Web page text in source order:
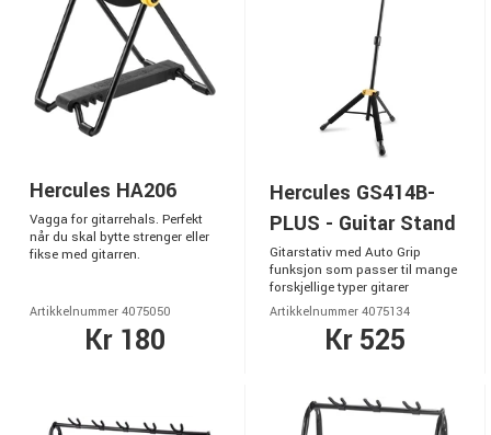
Hercules HA206
Vagga for gitarrehals. Perfekt
når du skal bytte strenger eller
fikse med gitarren.
Artikkelnummer 4075050
Kr 180
Hercules GS414B-
PLUS - Guitar Stand
Gitarstativ med Auto Grip
funksjon som passer til mange
forskjellige typer gitarer
Artikkelnummer 4075134
Kr 525